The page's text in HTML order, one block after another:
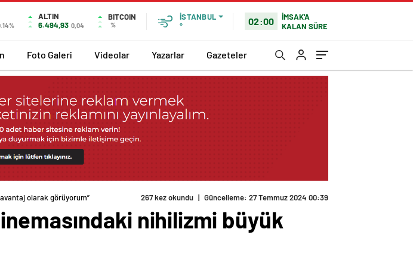
ALTIN
6.494,93 0,04
BITCOIN
%
İSTANBUL
°
02:00
İMSAK'A
KALAN SÜRE
Foto Galeri Videolar Yazarlar Gazeteler
olarak görüyorum” 267 kez okundu | Güncelleme: 27 Temmuz 2024 00:39
nihilizmi büyük